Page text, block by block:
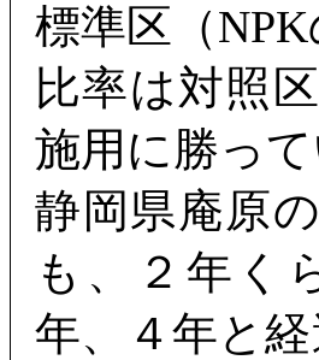
標準区（
比率は対照
施用に勝って
静岡県庵原
も、２年く
年、４年と